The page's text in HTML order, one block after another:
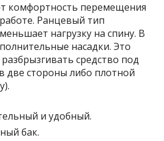
комфортность перемещения
Ранцевый тип
нагрузку на спину. В
насадки. Это
средство под
две стороны либо плотной
и удобный.
бак.